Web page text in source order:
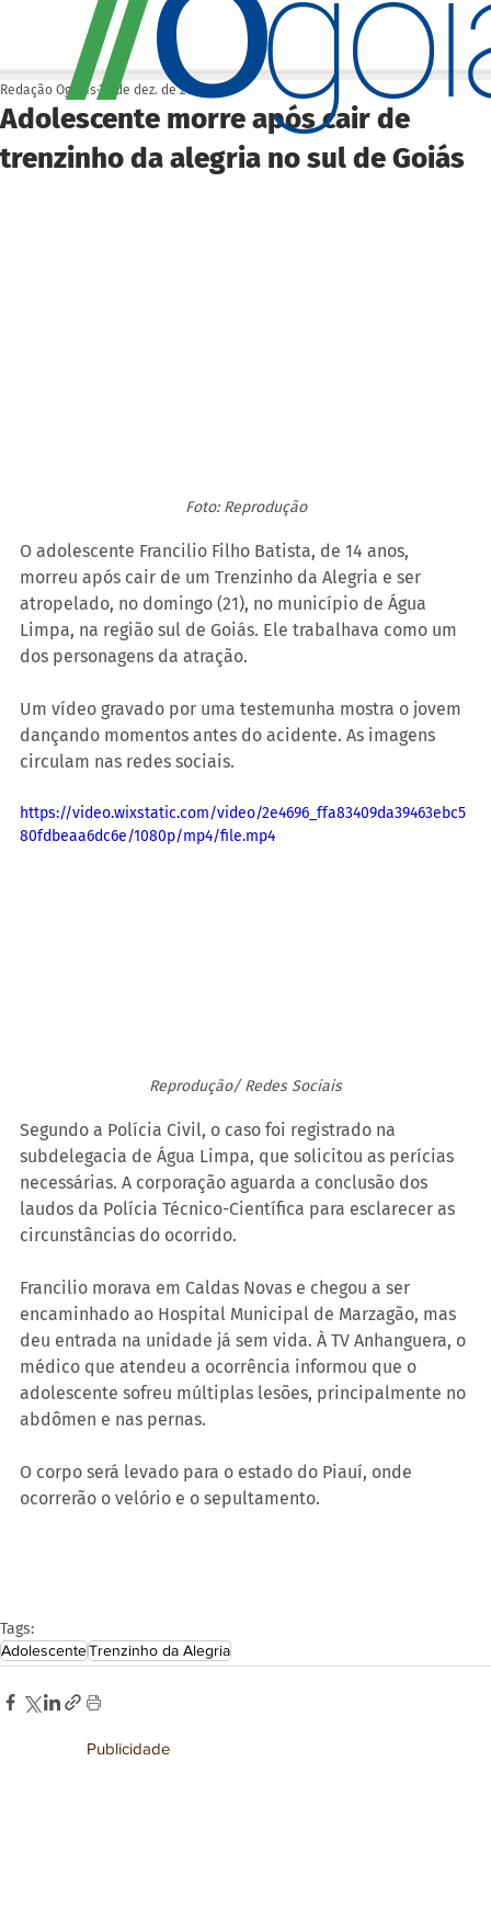
Adolescente morre após cair de
trenzinho da alegria no sul de Goiás
Redação Ogoiás 23 de dez. de 2025
Foto: Reprodução
O adolescente Francilio Filho Batista, de 14 anos,
morreu após cair de um Trenzinho da Alegria e ser
atropelado, no domingo (21), no município de Água
Limpa, na região sul de Goiás. Ele trabalhava como um
dos personagens da atração.
Um vídeo gravado por uma testemunha mostra o jovem
dançando momentos antes do acidente. As imagens
circulam nas redes sociais.
https://video.wixstatic.com/video/2e4696_ffa83409da39463ebc5
80fdbeaa6dc6e/1080p/mp4/file.mp4
Reprodução/ Redes Sociais
Segundo a Polícia Civil, o caso foi registrado na
subdelegacia de Água Limpa, que solicitou as perícias
necessárias. A corporação aguarda a conclusão dos
laudos da Polícia Técnico-Científica para esclarecer as
circunstâncias do ocorrido.
Francilio morava em Caldas Novas e chegou a ser
encaminhado ao Hospital Municipal de Marzagão, mas
deu entrada na unidade já sem vida. À TV Anhanguera, o
médico que atendeu a ocorrência informou que o
adolescente sofreu múltiplas lesões, principalmente no
abdômen e nas pernas.
O corpo será levado para o estado do Piauí, onde
ocorrerão o velório e o sepultamento.
Tags:
AdolescenteTrenzinho da Alegria
Publicidade